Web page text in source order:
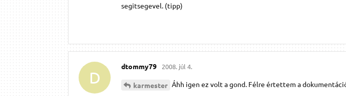
segitsegevel. (tipp)
D
dtommy79 2008. júl 4.
karmester Áhh igen ez volt a gond. Félre értettem a